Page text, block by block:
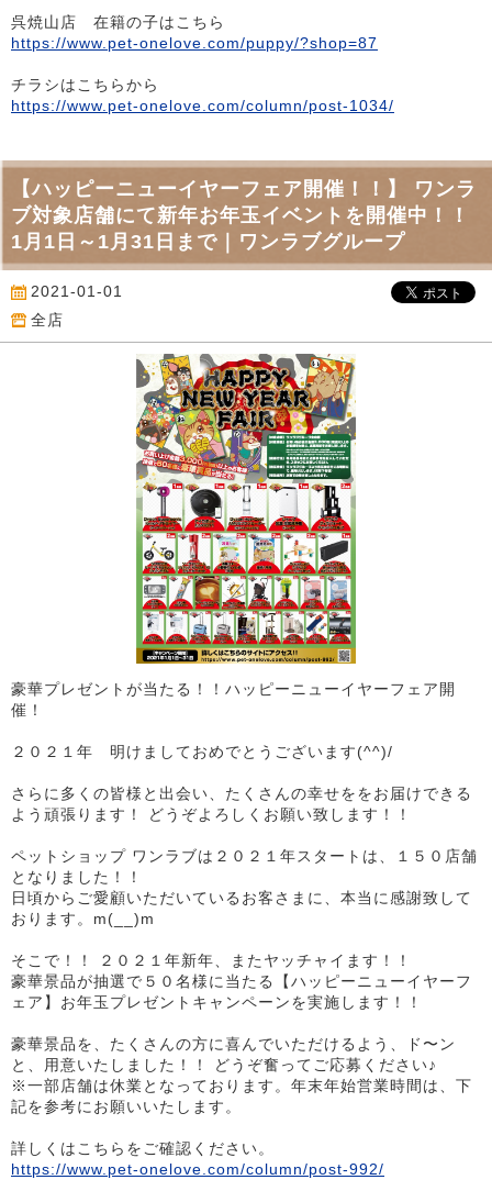
呉焼山店 在籍の子はこちら
https://www.pet-onelove.com/puppy/?shop=87
チラシはこちらから
https://www.pet-onelove.com/column/post-1034/
【ハッピーニューイヤーフェア開催！！】 ワンラ
ブ対象店舗にて新年お年玉イベントを開催中！！
1月1日～1月31日まで｜ワンラブグループ
2021-01-01
全店
豪華プレゼントが当たる！！ハッピーニューイヤーフェア開
催！
２０２１年 明けましておめでとうございます(^^)/
さらに多くの皆様と出会い、たくさんの幸せををお届けできる
よう頑張ります！ どうぞよろしくお願い致します！！
ペットショップ ワンラブは２０２１年スタートは、１５０店舗
となりました！！
日頃からご愛顧いただいているお客さまに、本当に感謝致して
おります。m(__)m
そこで！！ ２０２１年新年、またヤッチャイます！！
豪華景品が抽選で５０名様に当たる【ハッピーニューイヤーフ
ェア】お年玉プレゼントキャンペーンを実施します！！
豪華景品を、たくさんの方に喜んでいただけるよう、ド〜ン
と、用意いたしました！！ どうぞ奮ってご応募ください♪
※一部店舗は休業となっております。年末年始営業時間は、下
記を参考にお願いいたします。
詳しくはこちらをご確認ください。
https://www.pet-onelove.com/column/post-992/